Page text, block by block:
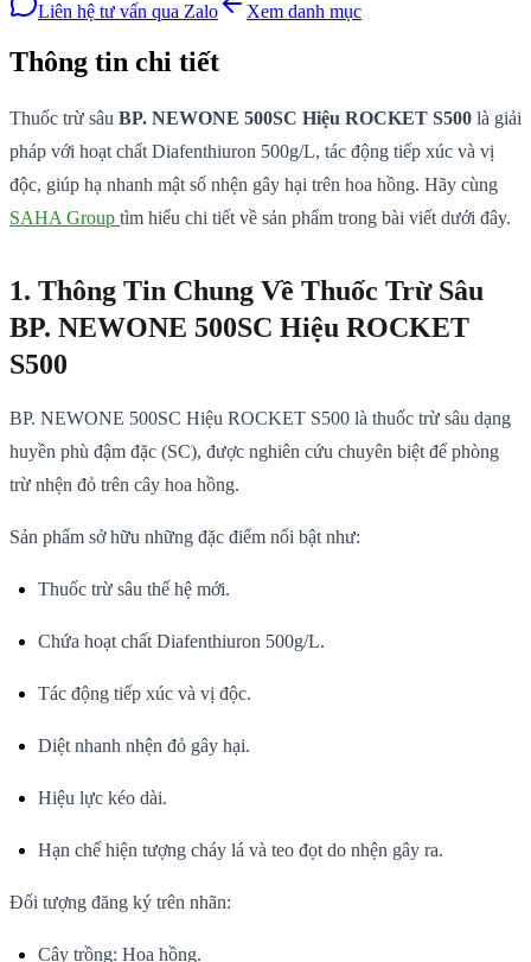
Liên hệ tư vấn qua Zalo Xem danh mục
Thông tin chi tiết
Thuốc trừ sâu BP. NEWONE 500SC Hiệu ROCKET S500 là giải
pháp với hoạt chất Diafenthiuron 500g/L, tác động tiếp xúc và vị
độc, giúp hạ nhanh mật số nhện gây hại trên hoa hồng. Hãy cùng
SAHA Group tìm hiểu chi tiết về sản phẩm trong bài viết dưới đây.
1. Thông Tin Chung Về Thuốc Trừ Sâu
BP. NEWONE 500SC Hiệu ROCKET
S500
BP. NEWONE 500SC Hiệu ROCKET S500 là thuốc trừ sâu dạng
huyền phù đậm đặc (SC), được nghiên cứu chuyên biệt để phòng
trừ nhện đỏ trên cây hoa hồng.
Sản phẩm sở hữu những đặc điểm nổi bật như:
Thuốc trừ sâu thế hệ mới.
Chứa hoạt chất Diafenthiuron 500g/L.
Tác động tiếp xúc và vị độc.
Diệt nhanh nhện đỏ gây hại.
Hiệu lực kéo dài.
Hạn chế hiện tượng cháy lá và teo đọt do nhện gây ra.
Đối tượng đăng ký trên nhãn:
Cây trồng: Hoa hồng.